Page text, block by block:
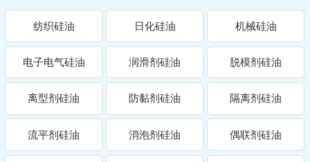
纺织硅油 日化硅油 机械硅油
电子电气硅油 润滑剂硅油 脱模剂硅油
离型剂硅油 防黏剂硅油 隔离剂硅油
流平剂硅油 消泡剂硅油 偶联剂硅油